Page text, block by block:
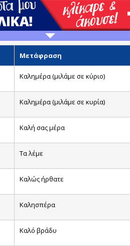
Μετάφραση
Καλημέρα (μιλάμε σε κύριο)
Καλημέρα (μιλάμε σε κυρία)
Καλή σας μέρα
Τα λέμε
Καλώς ήρθατε
Καλησπέρα
Καλό βράδυ